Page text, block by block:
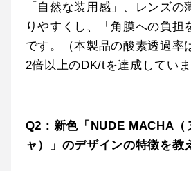
「自然な装用感」、レンズの
りやすくし、「角膜への負担
です。（本製品の酸素透過率
2倍以上のDK/tを達成していま
Q2：新色「NUDE MACHA（
ャ）」のデザインの特徴を教